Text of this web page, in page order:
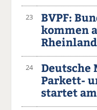
23
BVPF:
kommen
24
Deutsche
Parkett-
startet